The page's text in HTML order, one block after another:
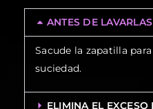
ANTES DE LAVARLAS
Sacude la zapatilla
suciedad.
ELIMINA EL